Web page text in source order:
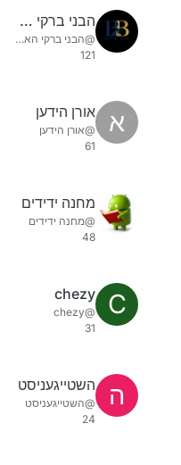
הבני ברקי האחרון
@הבני ברקי האחרון
121
א אורן הידען
@אורן הידען
61
מחנה ידידים
@מחנה ידידים
48
C
chezy
@chezy
31
ה השטייגעניסט
@השטייגעניסט
24